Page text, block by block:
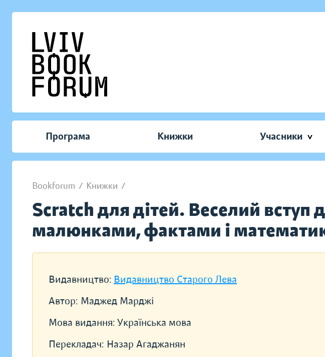
Програма Книжки Учасники
Bookforum / Книжки /
Scratch для дітей. Веселий вступ
малюнками, фактами і
Видавництво: Видавництво Старого Лева
Автор: Маджед Марджі
Мова видання: Українська мова
Перекладач: Назар Агаджанян